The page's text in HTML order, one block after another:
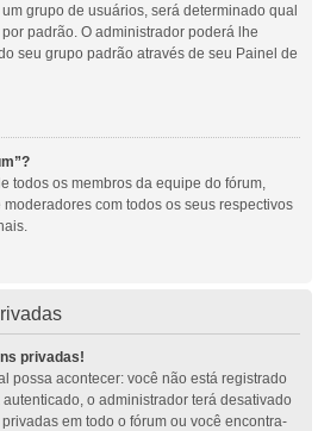
grupo de usuários, será determinado qual
padrão. O administrador poderá lhe
seu grupo padrão através de seu Painel de
todos os membros da equipe do fórum,
com todos os seus respectivos
privadas!
possa acontecer: você não está registrado
o administrador terá desativado
em todo o fórum ou você encontra-